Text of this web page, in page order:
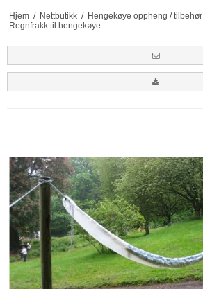
Hjem / Nettbutikk / Hengekøye oppheng / tilbehør
Regnfrakk til hengekøye